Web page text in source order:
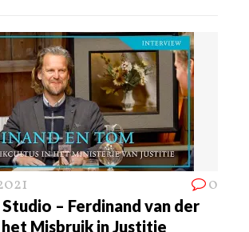
0
– Ferdinand van der
Misbruik in Justitie